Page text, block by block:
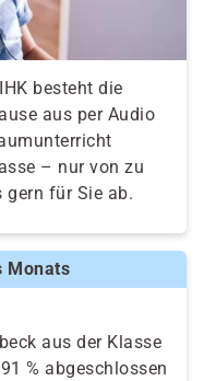
besteht die
aus per Audio
– nur von zu
gern für Sie ab.
Monats
aus der Klasse
% abgeschlossen